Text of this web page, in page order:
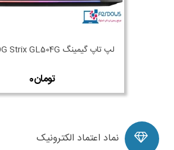
لپ تاپ گیمینگ Asus ROG Strix GL504G
نماد اعتماد الکترونیک